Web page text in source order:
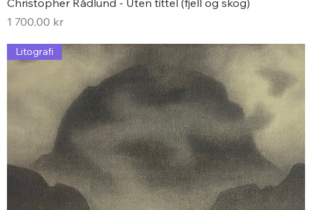
Christopher Rådlund - Uten tittel (fjell og skog)
Pris
1 700,00 kr
Litografi